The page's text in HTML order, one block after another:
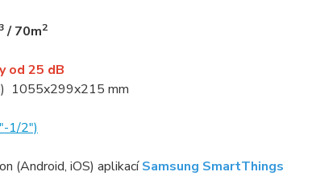
3/ 70m2
od 25 dB
1055x299x215 mm
1/2")
(Android, iOS) aplikacíSamsung SmartThings